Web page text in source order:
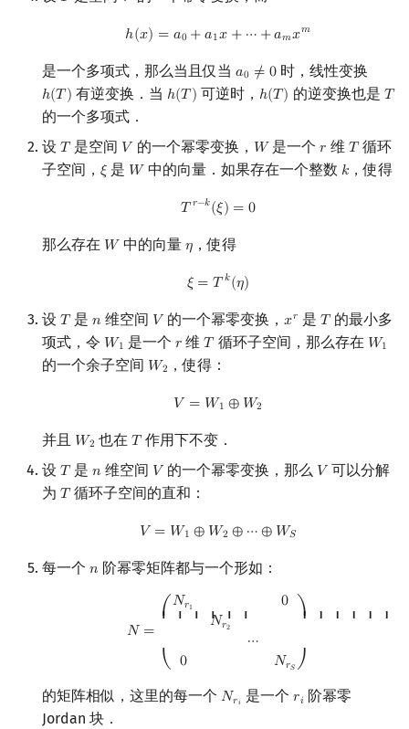
ℎ(𝑥) = 𝑎0 +𝑎1𝑥 + ⋯ +𝑎𝑚𝑥𝑚
h x) =a0+ a1x+ ⋯ +a m xm
是一个多项式，那么当且仅当 𝑎0 ≠ 0
a0 ≠0 时，线性变换
ℎ(𝑇 )
h(T) 有逆变换．当 ℎ(𝑇 )
h(T) 可逆时， ℎ(𝑇 )
h(T) 的逆变换也是 𝑇
T
的一个多项式．
设 𝑇
T 是空间 𝑉
V 的一个幂零变换， 𝑊
W是一个𝑟
r 维 𝑇
T循环
子空间， 𝜉
ξ 是 𝑊
W中的向量．如果存在一个整数 𝑘
k ，使得
𝑇 𝑟−𝑘(𝜉) = 0
Tr−k(ξ) =0
那么存在 𝑊
W中的向量 𝜂
η，使得
𝜉 = 𝑇 𝑘(𝜂)
ξ= Tk(η)
设 𝑇
T 是𝑛
n 维空间 𝑉
V 的一个幂零变换，𝑥𝑟
xr 是 𝑇
T 的最小多
项式，令 𝑊1
W1 是一个𝑟
r 维𝑇
T 循环子空间，那么存在 𝑊1
W1
的一个余子空间 𝑊2
W2 ，使得：
𝑉 = 𝑊1 ⊕ 𝑊2
V= W1⊕W 2
并且 𝑊2
W2 也在𝑇
T 作用下不变．
设 𝑇
T 是𝑛
n 维空间 𝑉
V 的一个幂零变换，那么 𝑉
V 可以分解
为 𝑇
T 循环子空间的直和：
𝑉 = 𝑊1 ⊕ 𝑊2 ⊕ ⋯⊕ 𝑊𝑆
V=W1 ⊕W2⊕⋯⊕ WS
每一个 𝑛
n 阶幂零矩阵都与一个形如：
𝑁 =
⎛⎜ ⎜ ⎜ ⎜ ⎜ ⎜
⎝
𝑁𝑟1
0
𝑁𝑟2
⋯
0
𝑁𝑟𝑆
⎞⎟ ⎟ ⎟ ⎟ ⎟ ⎟
⎠
N=(Nr
的矩阵相似，这里的每一个 𝑁𝑟𝑖
Nri 是一个 𝑟𝑖
ri 阶幂零
Jordan 块．